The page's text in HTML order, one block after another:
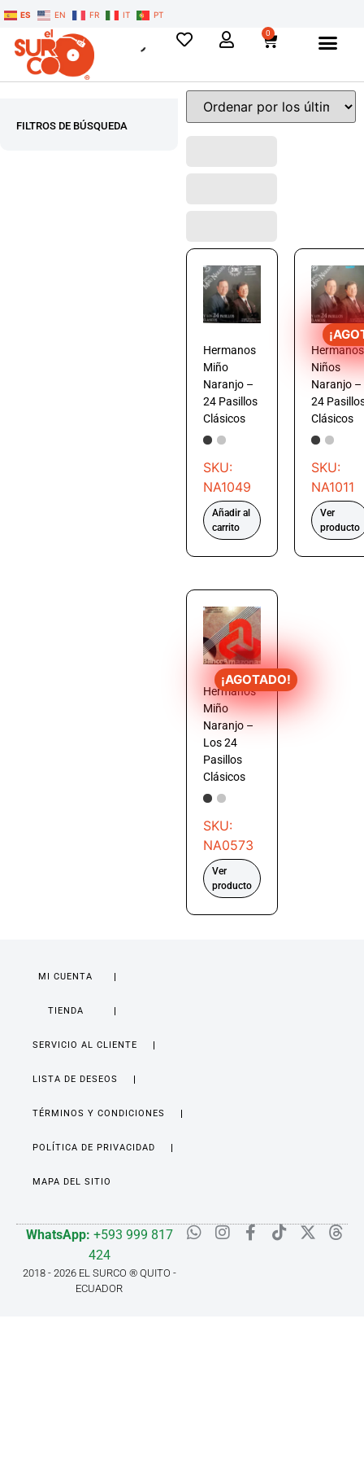
ES EN FR IT PT
0
FILTROS DE BÚSQUEDA
Hermanos
Miño
Naranjo –
24 Pasillos
Clásicos
SKU:
NA1049
Añadir al
carrito
Hermanos
Niños
Naranjo –
24
Clásicos
SKU:
NA1011
Ver
producto
¡AGOTADO!
Hermanos
Miño
Naranjo –
Los 24
Pasillos
Clásicos
SKU:
NA0573
Ver
producto
MI CUENTA
TIENDA
SERVICIO AL CLIENTE
LISTA DE DESEOS
TÉRMINOS Y CONDICIONES
POLÍTICA DE PRIVACIDAD
MAPA DEL SITIO
WhatsApp: +593 999 817
424
2018 - 2026 EL SURCO ® QUITO -
ECUADOR